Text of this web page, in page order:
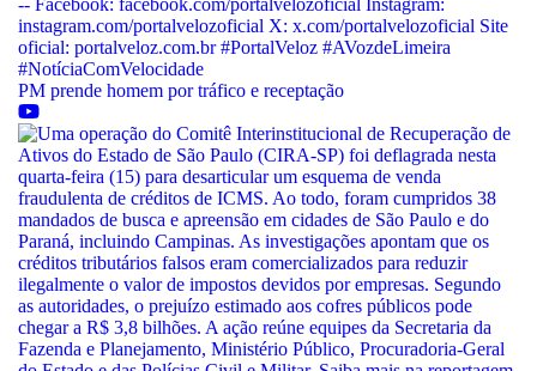
PM prende homem por tráfico e receptação